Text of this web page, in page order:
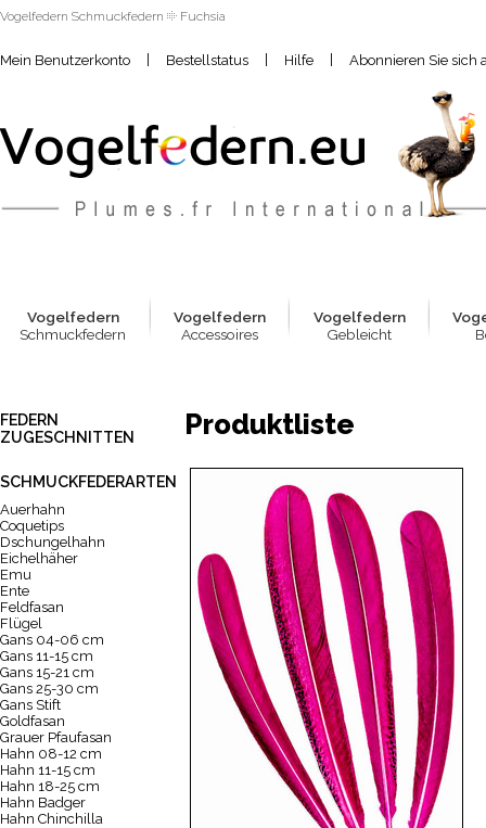
Vogelfedern Schmuckfedern Fuchsia
Mein Benutzerkonto | Bestellstatus | Hilfe | Abonnieren Sie sich
Vogelfedern
Schmuckfedern
Vogelfedern
Accessoires
Vogelfedern
Gebleicht
FEDERN
ZUGESCHNITTEN
SCHMUCKFEDERARTEN
Auerhahn
Coquetips
Dschungelhahn
Eichelhäher
Emu
Ente
Feldfasan
Flügel
Gans 04-06 cm
Gans 11-15 cm
Gans 15-21 cm
Gans 25-30 cm
Gans Stift
Goldfasan
Grauer Pfaufasan
Hahn 08-12 cm
Hahn 11-15 cm
Hahn 18-25 cm
Hahn Badger
Hahn Chinchilla
Produktliste